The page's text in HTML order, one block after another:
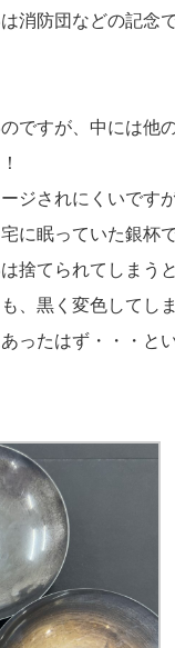
消防団などの記念
ですが、中には
ジされにくいです
に眠っていた銀杯で
捨てられてしまう
、黒く変色してし
ったはず・・・